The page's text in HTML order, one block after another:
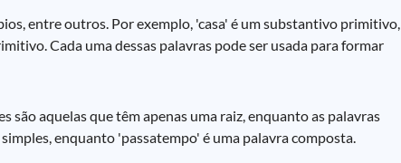
entre outros. Por exemplo, 'casa' é um substantivo primitivo,
Cada uma dessas palavras pode ser usada para formar
aquelas que têm apenas uma raiz, enquanto as palavras
enquanto 'passatempo' é uma palavra composta.